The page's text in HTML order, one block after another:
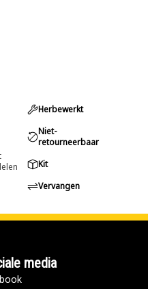
Herbewerkt
Niet-
retourneerbaar
Kit
Vervangen
media